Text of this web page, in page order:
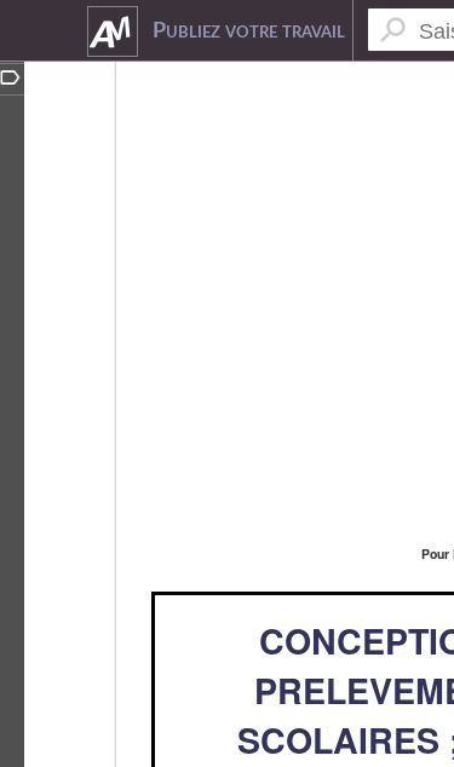
Publiez votre travail
Pour
SCOLAIRES